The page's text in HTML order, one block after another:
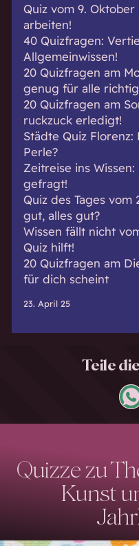
Quiz vom 9. Oktober
arbeiten!
40 Quizfragen:
Allgemeinwissen!
20 Quizfragen am
genug für alle
20 Quizfragen am
ruckzuck erledigt!
Städte Quiz
Perle?
Zeitreise ins
gefragt!
Quiz des Tages vom
gut, alles gut?
Wissen fällt nicht
Quiz hilft!
20 Quizfragen am
für dich scheint
23. April 25
Teile
Quizze zu
Kunst